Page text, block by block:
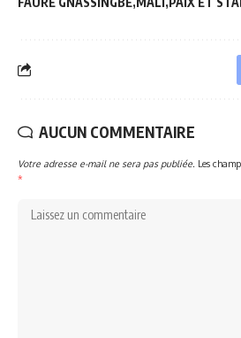
AUCUN COMMENTAIRE
Votre adresse e-mail ne sera pas publiée. Les
*